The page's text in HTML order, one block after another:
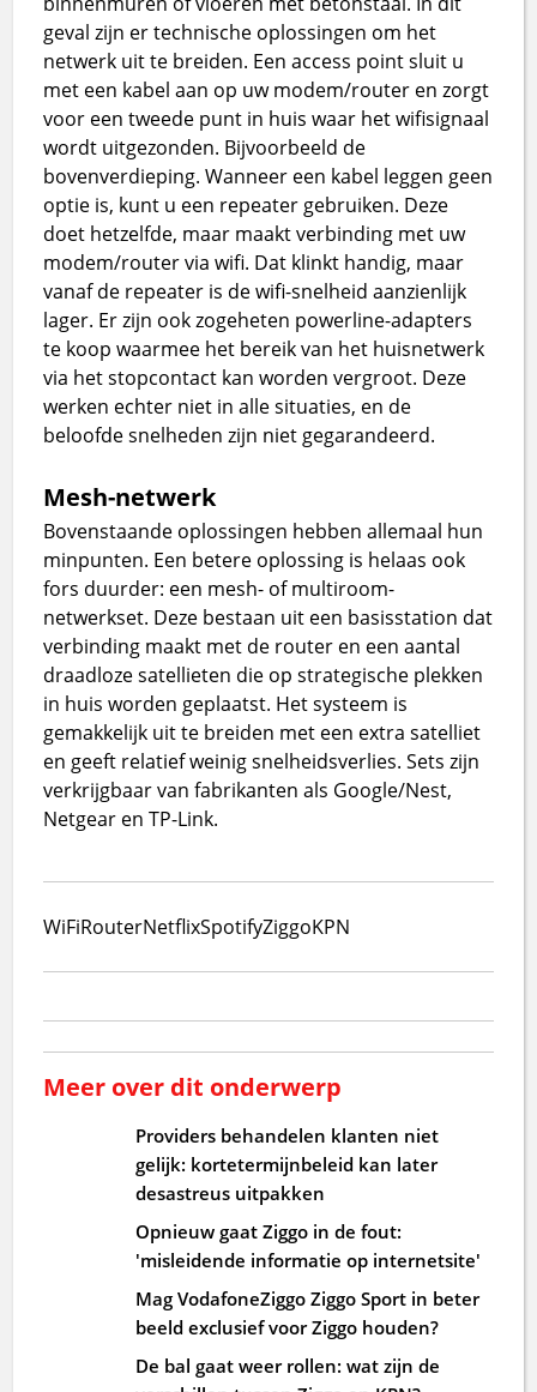
geval zijn er technische oplossingen om het
netwerk uit te breiden. Een access point sluit u
met een kabel aan op uw modem/router en zorgt
voor een tweede punt in huis waar het wifisignaal
wordt uitgezonden. Bijvoorbeeld de
bovenverdieping. Wanneer een kabel leggen geen
optie is, kunt u een repeater gebruiken. Deze
doet hetzelfde, maar maakt verbinding met uw
modem/router via wifi. Dat klinkt handig, maar
vanaf de repeater is de wifi-snelheid aanzienlijk
lager. Er zijn ook zogeheten powerline-adapters
te koop waarmee het bereik van het huisnetwerk
via het stopcontact kan worden vergroot. Deze
werken echter niet in alle situaties, en de
beloofde snelheden zijn niet gegarandeerd.
Mesh-netwerk
Bovenstaande oplossingen hebben allemaal hun
minpunten. Een betere oplossing is helaas ook
fors duurder: een mesh- of multiroom-
netwerkset. Deze bestaan uit een basisstation dat
verbinding maakt met de router en een aantal
draadloze satellieten die op strategische plekken
in huis worden geplaatst. Het systeem is
gemakkelijk uit te breiden met een extra satelliet
en geeft relatief weinig snelheidsverlies. Sets zijn
verkrijgbaar van fabrikanten als Google/Nest,
Netgear en TP-Link.
WiFiRouterNetflixSpotifyZiggoKPN
Meer over dit onderwerp
Providers behandelen klanten niet
gelijk: kortetermijnbeleid kan later
desastreus uitpakken
Opnieuw gaat Ziggo in de fout:
'misleidende informatie op internetsite'
Mag VodafoneZiggo Ziggo Sport in beter
beeld exclusief voor Ziggo houden?
De bal gaat weer rollen: wat zijn de